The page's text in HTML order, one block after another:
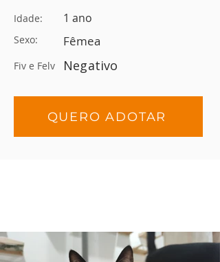
Idade: 1 ano
Sexo: Fêmea
Fiv e Felv Negativo
QUERO ADOTAR